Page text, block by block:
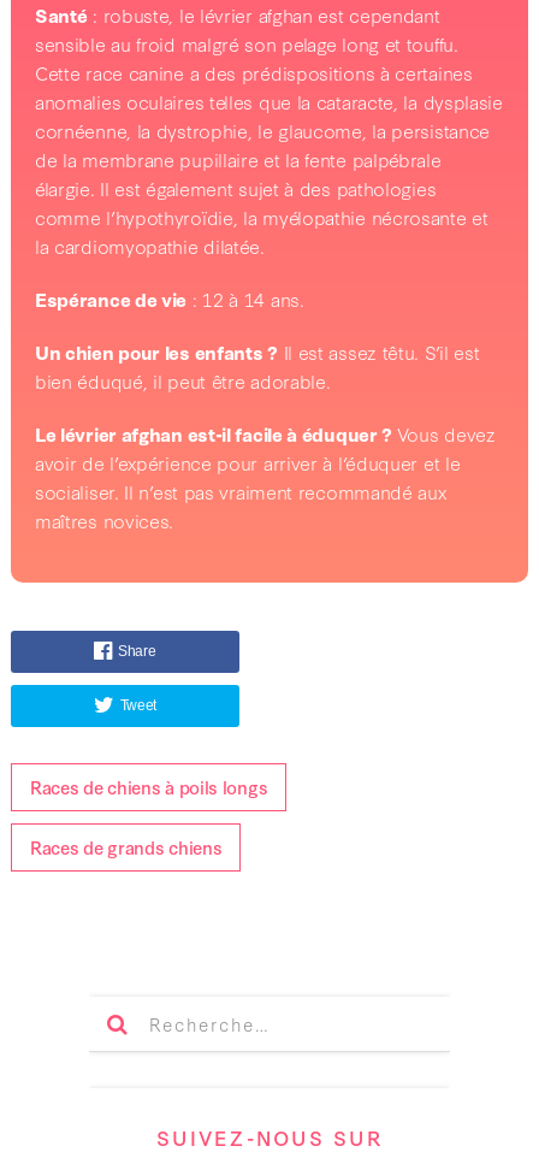
Santé : robuste, le lévrier afghan est cependant
sensible au froid malgré son pelage long et touffu.
Cette race canine a des prédispositions à certaines
anomalies oculaires telles que la cataracte, la dysplasie
cornéenne, la dystrophie, le glaucome, la persistance
de la membrane pupillaire et la fente palpébrale
élargie. Il est également sujet à des pathologies
comme l’hypothyroïdie, la myélopathie nécrosante et
la cardiomyopathie dilatée.
Espérance de vie : 12 à 14 ans.
Un chien pour les enfants ? Il est assez têtu. S’il est
bien éduqué, il peut être adorable.
Le lévrier afghan est-il facile à éduquer ? Vous devez
avoir de l’expérience pour arriver à l’éduquer et le
socialiser. Il n’est pas vraiment recommandé aux
maîtres novices.
Share
Tweet
Races de chiens à poils longs
Races de grands chiens
SUIVEZ-NOUS SUR